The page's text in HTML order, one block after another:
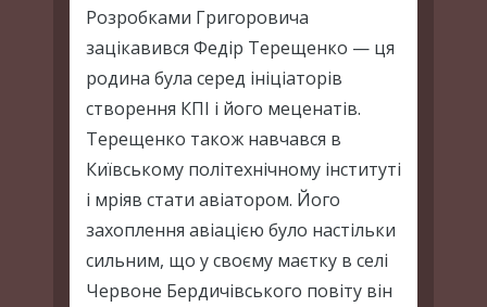
Розробками Григоровича
зацікавився Федір Терещенко — ця
родина була серед ініціаторів
створення КПІ і його меценатів.
Терещенко також навчався в
Київському політехнічному інституті
і мріяв стати авіатором. Його
захоплення авіацією було настільки
сильним, що у своєму маєтку в селі
Червоне Бердичівського повіту він